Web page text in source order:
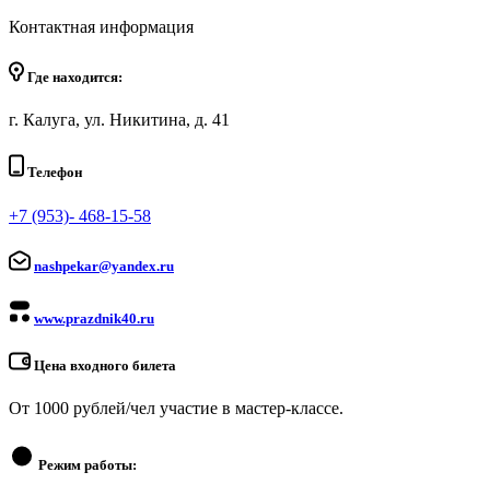
Контактная информация
Где находится:
г. Калуга, ул. Никитина, д. 41
Телефон
+7 (953)- 468-15-58
nashpekar@yandex.ru
www.prazdnik40.ru
Цена входного билета
От 1000 рублей/чел участие в мастер-классе.
Режим работы: